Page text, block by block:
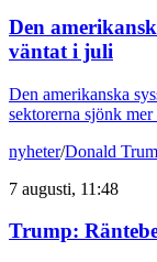
Den
väntat i juli
Den amerikanska
sektorerna sjönk
nyheter/Donald
7 augusti, 11:48
Trump: